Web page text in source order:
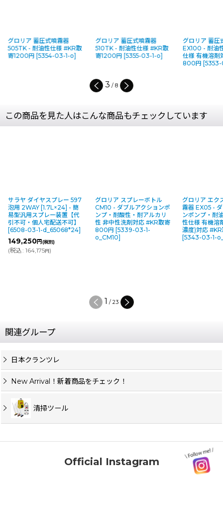
グロリア 蓄圧式噴霧器
505TK - 耐油性仕様 #KR取
寄1200円 [5354-03-1-o]
グロリア 蓄圧式噴霧器
510TK - 耐油性仕様 #KR取
寄1200円 [5355-03-1-o]
グロリア 蓄圧
EX100 - 耐油
仕様 有機溶剤
800円 [5353-
3 / 8
この商品を見た人はこんな商品もチェックしています
サラヤ ダイヤスプレー 597
泡用 2WAY [1.7L×24] - 簡
易型汎用スプレー装置【代
引不可・個人宅配送不可】
[6508-03-1-d_65068*24]
149,250円(税別)
(税込: 164,175円)
グロリア スプレーボトル
CM10 - ダブルアクションポ
ンプ・耐酸性・耐アルカリ
性 非中性洗剤対応 #KR取寄
800円 [5339-03-1-
o_CM10]
グロリア エク
霧器 EX05 -
ンポンプ・耐
性仕様 有機溶
濃度)対応
[5343-03-1-
1 / 23
関連グループ
日本クランツレ
New Arrival！新着商品をチェック！
清掃ツール
Official Instagram